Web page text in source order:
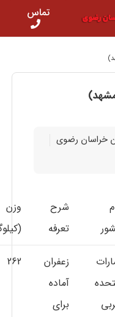
تماس
خراسان رضوی
شرح
تعرفه
وزن
زعفران
آماده
براي
262